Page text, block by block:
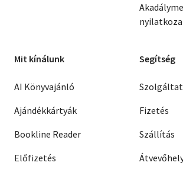
Mit kínálunk
AI Könyvajánló
Ajándékkártyák
Bookline Reader
Előfizetés
Segítség
Fizetés
Szállítás